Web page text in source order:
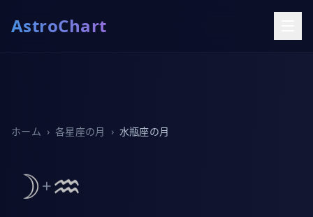
AstroChart
ホーム › 各星座の月 › 水瓶座の月
☽+♒